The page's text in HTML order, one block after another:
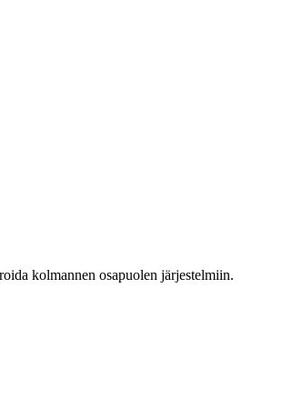
kolmannen osapuolen järjestelmiin.